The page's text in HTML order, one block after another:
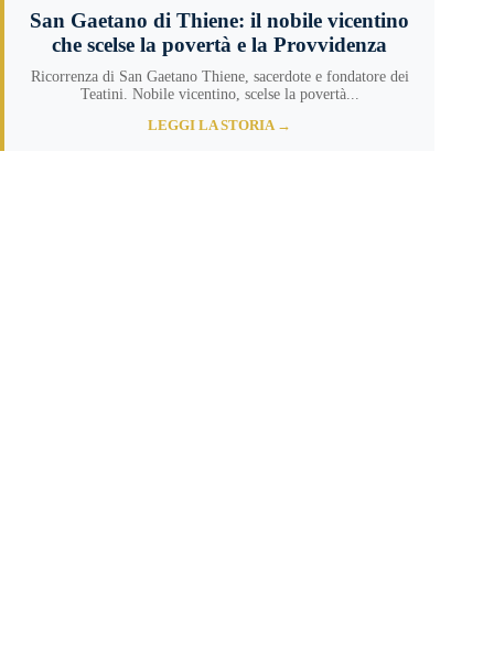
San Gaetano di Thiene: il nobile vicentino
che scelse la povertà e la Provvidenza
Ricorrenza di San Gaetano Thiene, sacerdote e fondatore dei
Teatini. Nobile vicentino, scelse la povertà...
LEGGI LA STORIA →